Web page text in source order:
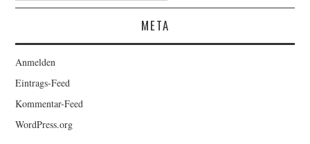
META
Anmelden
Eintrags-Feed
Kommentar-Feed
WordPress.org